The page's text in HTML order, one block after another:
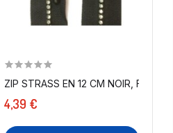
CM NOIR. ZIP STRASS EN 12 CM NOIR,
4,39 €